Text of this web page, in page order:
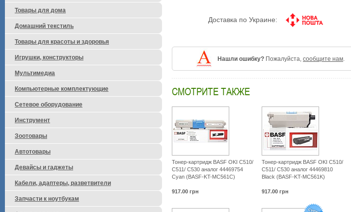
Доставка по Украине:
Нашли ошибку? Пожалуйста, сообщите нам.
СМОТРИТЕ ТАКЖЕ
Тонер-картридж BASF OKI C510/
C511/ C530 аналог 44469754
Cyan (BASF-KT-MC561C)
Тонер-картридж BASF OKI C510/
C511/ C530 аналог 44469810
Black (BASF-KT-MC561K)
917.00 грн 917.00 грн
Товары для дома
Домашний текстиль
Товары для красоты и здоровья
Игрушки, конструкторы
Мультимедиа
Компьютерные комплектующие
Сетевое оборудование
Инструмент
Зоотовары
Автотовары
Девайсы и гаджеты
Кабели, адаптеры, разветвители
Запчасти к ноутбукам